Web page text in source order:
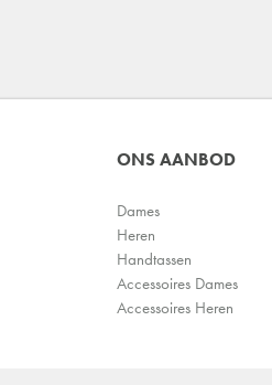
ONS AANBOD
Dames
Heren
Handtassen
Accessoires Dames
Accessoires Heren